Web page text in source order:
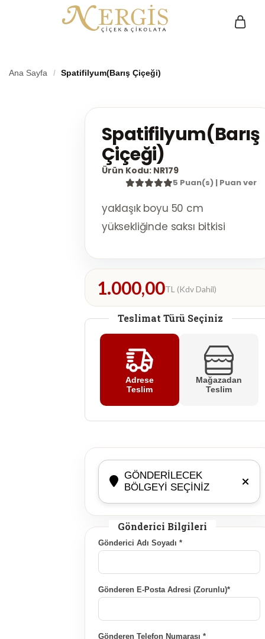
P:0533
85 13
Message:
property:
Ana Sayfa Spatifilyum(Barış Çiçeği)
Spatifilyum(Barış
Çiçeği)
Ürün Kodu: NR179
5 Puan(s) | Puan ver
yaklaşık boyu 50 cm
yüksekliğinde saksı bitkisi
1.000,00TL (Kdv Dahil)
Teslimat Türü Seçiniz
Adrese
Teslim
Mağazadan
Teslim
GÖNDERILECEK
BÖLGEYI SEÇINIZ
Gönderici Bilgileri
Gönderici Adı Soyadı *
Gönderen E-Posta Adresi (Zorunlu)*
Gönderen Telefon Numarası *